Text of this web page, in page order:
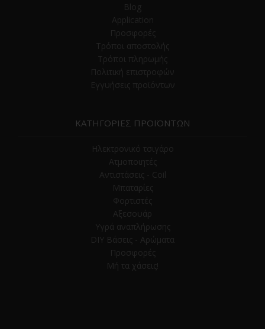
Blog
Application
Προσφορές
Τρόποι αποστολής
Τρόποι πληρωμής
Πολιτική επιστροφών
Εγγυήσεις προϊόντων
ΚΑΤΗΓΟΡΙΕΣ ΠΡΟΪΟΝΤΩΝ
Ηλεκτρονικό τσιγάρο
Ατμοποιητές
Αντιστάσεις - Coil
Μπαταρίες
Φορτιστές
Αξεσουάρ
Υγρά αναπλήρωσης
DIY Βάσεις - Αρώματα
Προσφορές
Μή τα χάσεις!